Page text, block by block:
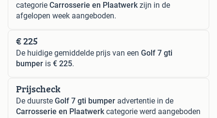
categorie Carrosserie en Plaatwerkzijn in de
afgelopen week aangeboden.
€ 225
De huidige gemiddelde prijs van een Golf 7 gti
bumper is € 225.
Prijscheck
De duurste Golf 7 gti bumper advertentie in de
Carrosserie en Plaatwerkcategorie werd aangeboden